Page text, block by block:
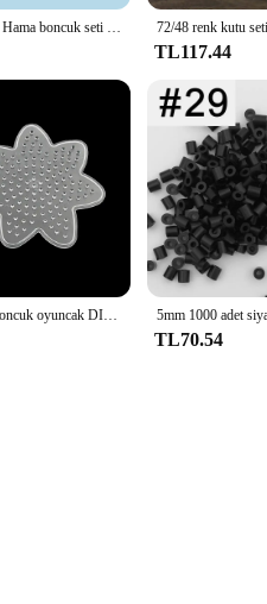
2.6mm Perler Hama boncuk seti 3D bulmaca demir boncuk oyuncak çocuklar yaratıcı el yapımı zanaat DIY hediye sigorta boncuk var büyük pegboard
TL117.44
5mm Hama boncuk oyuncak DIY boncuk aracı eğitim Tangram yap-boz Pegboard şablon çocuklar иииkids Kids Kids дя я ееееее
TL70.54